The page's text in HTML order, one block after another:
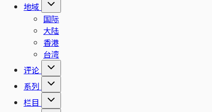
地域
国际
大陆
香港
台湾
评论
系列
栏目